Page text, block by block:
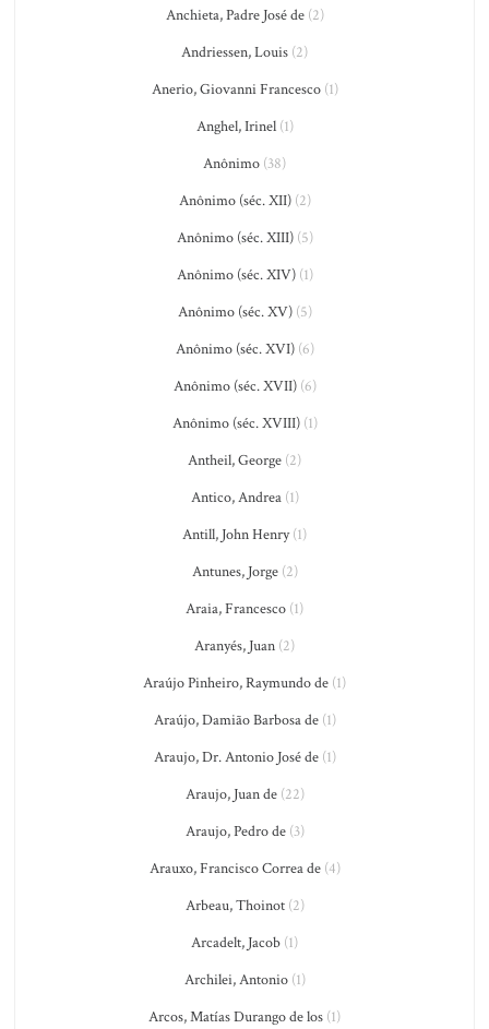
Anchieta, Padre José de(2)
Andriessen, Louis (2)
Anerio, Giovanni Francesco(1)
Anghel, Irinel(1)
Anônimo (38)
Anônimo (séc. XII)(2)
Anônimo (séc. XIII)(5)
Anônimo (séc. XIV)(1)
Anônimo (séc. XV)(5)
Anônimo (séc. XVI)(6)
Anônimo (séc. XVII)(6)
Anônimo (séc. XVIII)(1)
Antheil, George (2)
Antico, Andrea(1)
Antill, John Henry(1)
Antunes, Jorge(2)
Araia, Francesco (1)
Aranyés, Juan (2)
Araújo Pinheiro, Raymundo de (1)
Araújo, Damião Barbosa de(1)
Araujo, Dr. Antonio José de(1)
Araujo, Juan de(22)
Araujo, Pedro de(3)
Arauxo, Francisco Correa de(4)
Arbeau, Thoinot(2)
Arcadelt, Jacob (1)
Archilei, Antonio(1)
Arcos, Matías Durango de los (1)